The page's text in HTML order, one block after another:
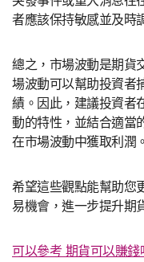
者應該保持敏感並及時
總之，市場波動是期貨
場波動可以幫助投資者
績。因此，建議投資者
動的特性，並結合適當
在市場波動中獲取利潤。
希望這些觀點能幫助您
易機會，進一步提升期
可以參考 期貨可以賺錢